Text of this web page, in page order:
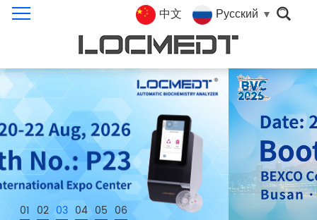
中文 Русский
01 02 03 04 05 06